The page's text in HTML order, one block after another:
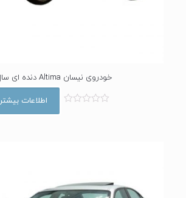
خودروی نیسان Altima دنده ای سال 1991
5
اطلاعات بیشتر